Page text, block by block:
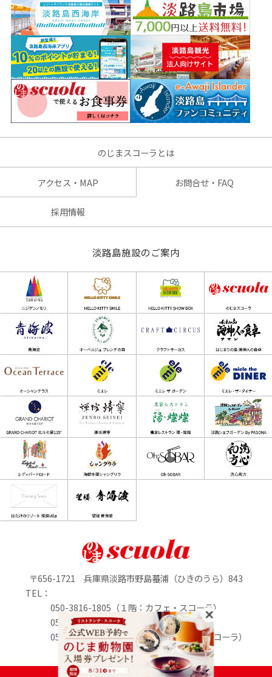
のじまスコーラとは
アクセス・MAP お問合せ・FAQ
採用情報
淡路島施設のご案内
〒656-1721 兵庫県淡路市野島蟇浦（ひきのうら）843
TEL：
050-3816-1805（１階：カフェ・スコーラ）
050-3816-0895（1階：のじまマルシェ）
050-3816-2213（２階：リストランテ・スコーラ）
定休日：水曜日